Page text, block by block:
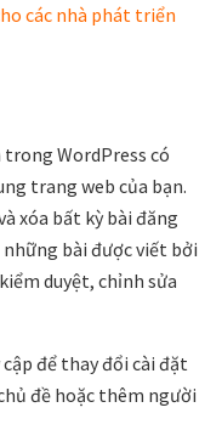
các nhà phát triển
WordPress có
trang web của bạn.
xóa bất kỳ bài đăng
bài được viết bởi
duyệt, chỉnh sửa
để thay đổi cài đặt
đề hoặc thêm người